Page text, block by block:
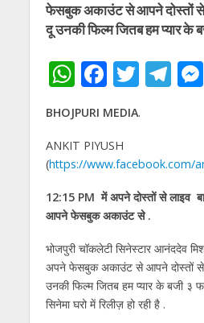
फेसबुक अकाउंट से आपने दोस्तों से
दू उनकी फिल्म जितब हम प्यार के
W
h
at
s
A
p
p
F
ac
e
b
o
o
k
T
itt
er
T
gr
a
m
BHOJPURI MEDIA.
ANKIT PIYUSH
(https://www.facebook.com/
12:15 PM में अपने दोस्तों से लाइव
आपने फेसबुक अकाउंट से .
भोजपुरी चॉकलेटी सिनेस्टार
अपने फेसबुक अकाउंट से आपने दोस्तों से
उनकी फिल्म जितब हम प्यार के बजी ३
सिनेमा घरो में रिलीज़ हो रही है .